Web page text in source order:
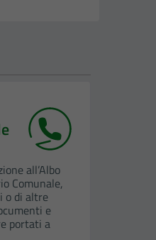
all’Albo
Comunale,
o di altre
e
portati a